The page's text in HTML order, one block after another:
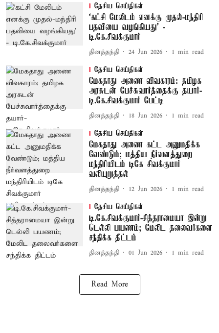
தேசிய செய்திகள்
‘கட்சி மேலிடம் எனக்கு முதல்-மந்திரி
பதவியை வழங்கியது’ -
டி.கே.சிவக்குமார்
தினத்தந்தி 24 Jun 2026 1 min read
தேசிய செய்திகள்
மேகதாது அணை விவகாரம்: தமிழக
அரசுடன் பேச்சுவார்த்தைக்கு தயார்-
டி.கே.சிவக்குமார் பேட்டி
தினத்தந்தி 18 Jun 2026 1 min read
தேசிய செய்திகள்
மேகதாது அணை கட்ட அனுமதிக்க
வேண்டும்; மத்திய நீர்வளத்துறை
மந்திரியிடம் டிகே சிவக்குமார்
வலியுறுத்தல்
தினத்தந்தி 12 Jun 2026 1 min read
தேசிய செய்திகள்
டி.கே.சிவக்குமார்-சித்தராமையா இன்று
டெல்லி பயணம்; மேலிட தலைவர்களை
சந்திக்க திட்டம்
தினத்தந்தி 01 Jun 2026 1 min read
Read More